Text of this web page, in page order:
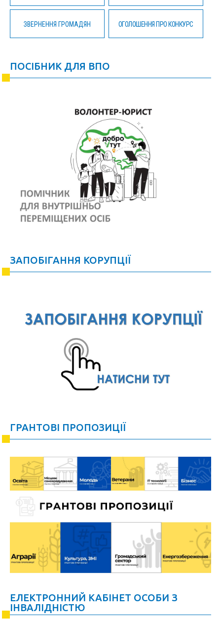
ЗВЕРНЕННЯ ГРОМАДЯН ОГОЛОШЕННЯ ПРО КОНКУРС
ПОСІБНИК ДЛЯ ВПО
ЗАПОБІГАННЯ КОРУПЦІЇ
ГРАНТОВІ ПРОПОЗИЦІЇ
ЕЛЕКТРОННИЙ КАБІНЕТ ОСОБИ З
ІНВАЛІДНІСТЮ